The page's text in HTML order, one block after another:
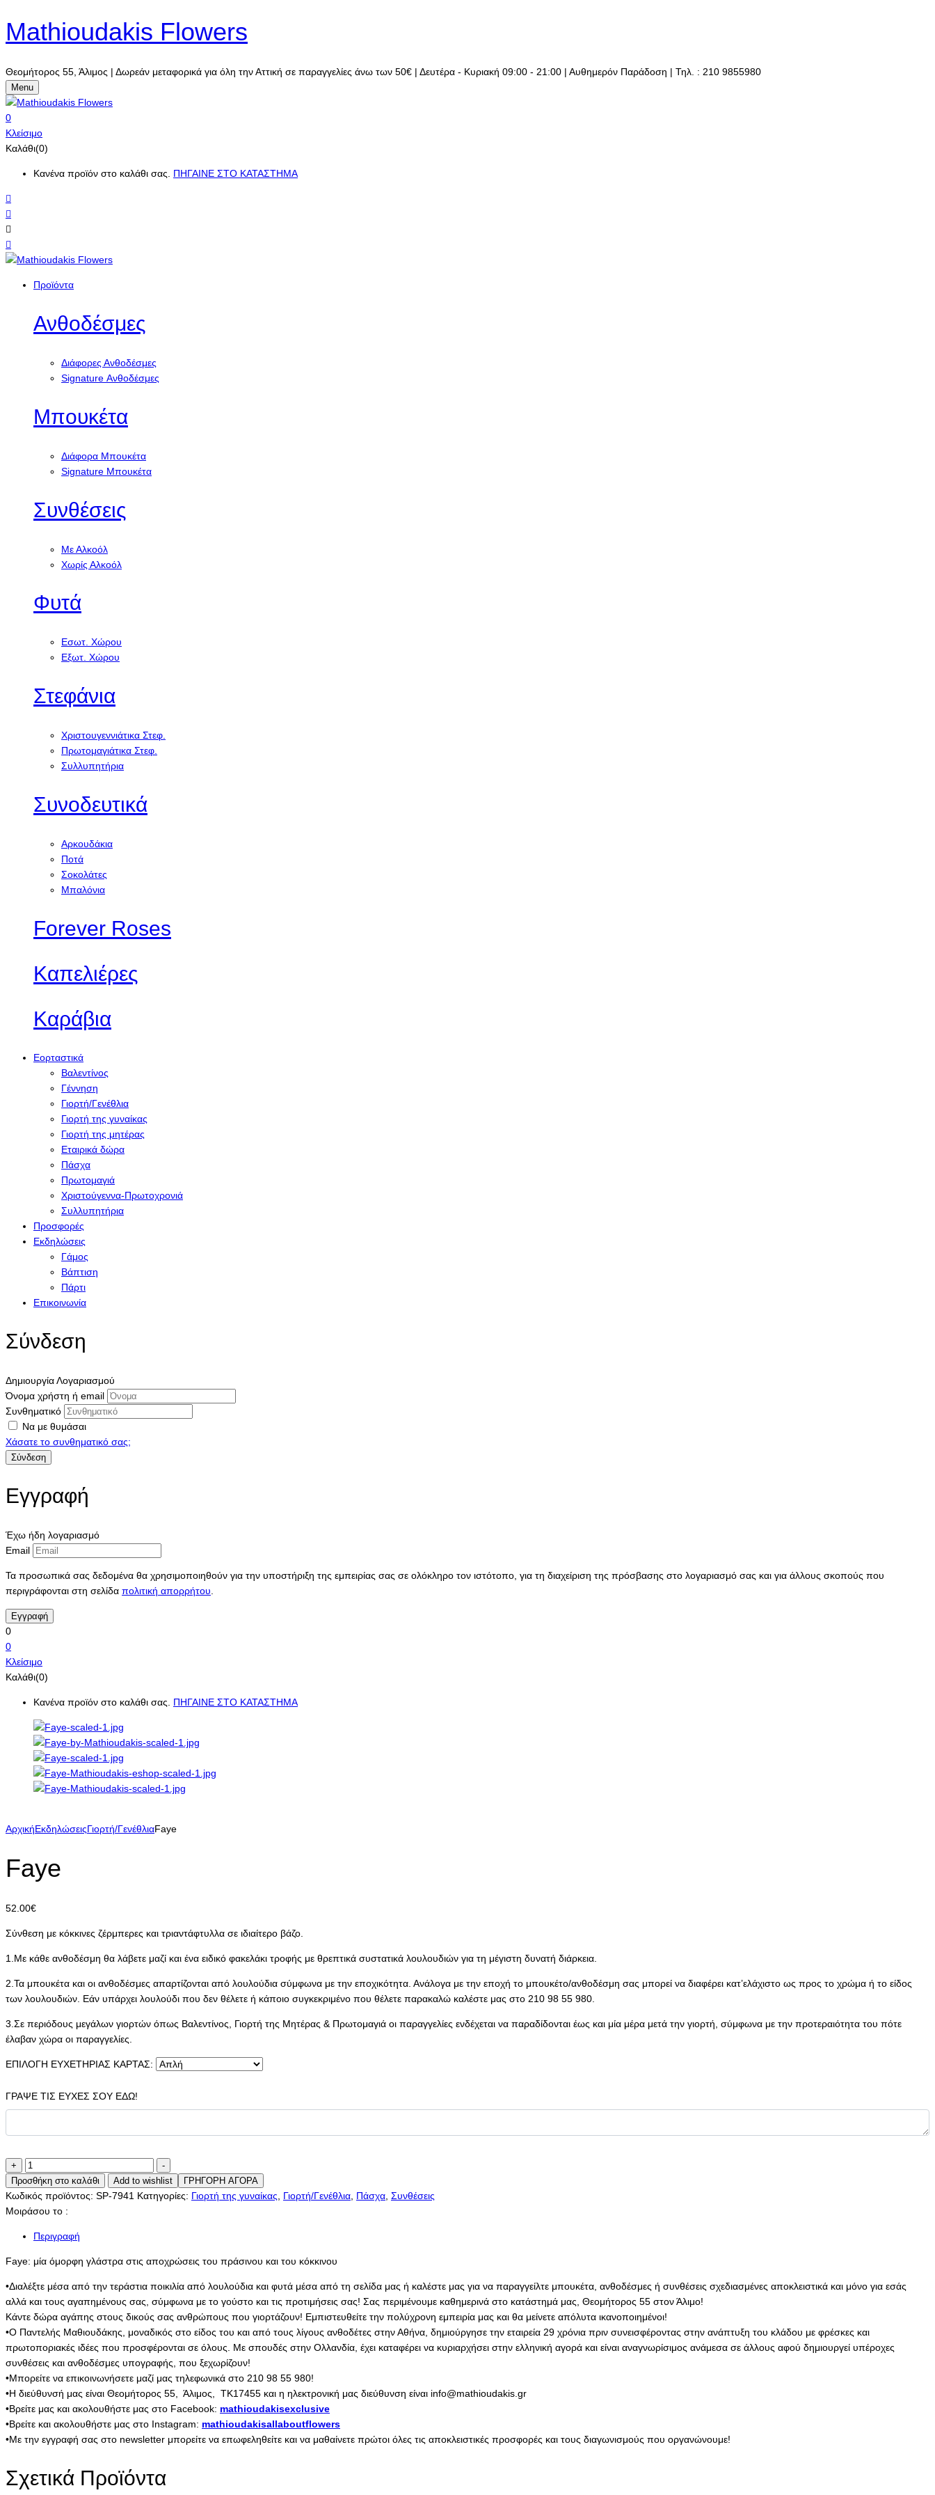
Mathioudakis Flowers
Θεομήτορος 55, Άλιμος | Δωρεάν μεταφορικά για όλη την Αττική σε παραγγελίες άνω των 50€ | Δευτέρα - Κυριακή 09:00 - 21:00 | Αυθημερόν Παράδοση | Τηλ. : 210 9855980
Menu
0
Κλείσιμο
Καλάθι(0)
Κανένα προϊόν στο καλάθι σας. ΠΗΓΑΙΝΕ ΣΤΟ ΚΑΤΑΣΤΗΜΑ
Προϊόντα
Ανθοδέσμες
Διάφορες Ανθοδέσμες
Signature Ανθοδέσμες
Μπουκέτα
Διάφορα Μπουκέτα
Signature Μπουκέτα
Συνθέσεις
Με Αλκοόλ
Χωρίς Αλκοόλ
Φυτά
Εσωτ. Χώρου
Εξωτ. Χώρου
Στεφάνια
Χριστουγεννιάτικα Στεφ.
Πρωτομαγιάτικα Στεφ.
Συλλυπητήρια
Συνοδευτικά
Αρκουδάκια
Ποτά
Σοκολάτες
Μπαλόνια
Forever Roses
Καπελιέρες
Καράβια
Εορταστικά
Βαλεντίνος
Γέννηση
Γιορτή/Γενέθλια
Γιορτή της γυναίκας
Γιορτή της μητέρας
Εταιρικά δώρα
Πάσχα
Πρωτομαγιά
Χριστούγεννα-Πρωτοχρονιά
Συλλυπητήρια
Προσφορές
Εκδηλώσεις
Γάμος
Βάπτιση
Πάρτι
Επικοινωνία
Σύνδεση
Δημιουργία Λογαριασμού
Όνομα χρήστη ή email
Συνθηματικό
Να με θυμάσαι
Χάσατε το συνθηματικό σας;
Εγγραφή
Έχω ήδη λογαριασμό
Email
Τα προσωπικά σας δεδομένα θα χρησιμοποιηθούν για την υποστήριξη της εμπειρίας σας σε ολόκληρο τον ιστότοπο, για τη διαχείριση της πρόσβασης στο λογαριασμό σας και για άλλους σκοπούς που
περιγράφονται στη σελίδα πολιτική απορρήτου
0
0
Κλείσιμο
Καλάθι(0)
Κανένα προϊόν στο καλάθι σας. ΠΗΓΑΙΝΕ ΣΤΟ ΚΑΤΑΣΤΗΜΑ
ΑρχικήΕκδηλώσειςΓιορτή/ΓενέθλιαFaye
Faye
52.00€
Σύνθεση με κόκκινες ζέρμπερες και τριαντάφτυλλα σε ιδιαίτερο βάζο.
1.Με κάθε ανθοδέσμη θα λάβετε μαζί και ένα ειδικό φακελάκι τροφής με θρεπτικά συστατικά λουλουδιών για τη μέγιστη δυνατή διάρκεια.
2.Τα μπουκέτα και οι ανθοδέσμες απαρτίζονται από λουλούδια σύμφωνα με την εποχικότητα. Ανάλογα με την εποχή το μπουκέτο/ανθοδέσμη σας μπορεί να διαφέρει κατ’ελάχιστο ως προς το χρώμα ή το είδος
των λουλουδιών. Εάν υπάρχει λουλούδι που δεν θέλετε ή κάποιο συγκεκριμένο που θέλετε παρακαλώ καλέστε μας στο 210 98 55 980.
3.Σε περιόδους μεγάλων γιορτών όπως Βαλεντίνος, Γιορτή της Μητέρας & Πρωτομαγιά οι παραγγελίες ενδέχεται να παραδίδονται έως και μία μέρα μετά την γιορτή, σύμφωνα με την προτεραιότητα του πότε
έλαβαν χώρα οι παραγγελίες.
ΕΠΙΛΟΓΗ ΕΥΧΕΤΗΡΙΑΣ ΚΑΡΤΑΣ:
ΓΡΑΨΕ ΤΙΣ ΕΥΧΕΣ ΣΟΥ ΕΔΩ!
+
Faye
ποσότητα
-
Προσθήκη στο καλάθι
Add to wishlist ΓΡΗΓΟΡΗ ΑΓΟΡΑ
Κωδικός προϊόντος: SP-7941 Κατηγορίες: Γιορτή της γυναίκας, Γιορτή/Γενέθλια, Πάσχα, Συνθέσεις
Μοιράσου το :
Περιγραφή
Faye: μία όμορφη γλάστρα στις αποχρώσεις του πράσινου και του κόκκινου
•Διαλέξτε μέσα από την τεράστια ποικιλία από λουλούδια και φυτά μέσα από τη σελίδα μας ή καλέστε μας για να παραγγείλτε μπουκέτα, ανθοδέσμες ή συνθέσεις σχεδιασμένες αποκλειστικά και μόνο για εσάς
αλλά και τους αγαπημένους σας, σύμφωνα με το γούστο και τις προτιμήσεις σας! Σας περιμένουμε καθημερινά στο κατάστημά μας, Θεομήτορος 55 στον Άλιμο!
Κάντε δώρα αγάπης στους δικούς σας ανθρώπους που γιορτάζουν! Εμπιστευθείτε την πολύχρονη εμπειρία μας και θα μείνετε απόλυτα ικανοποιημένοι!
•Ο Παντελής Μαθιουδάκης, μοναδικός στο είδος του και από τους λίγους ανθοδέτες στην Αθήνα, δημιούργησε την εταιρεία 29 χρόνια πριν συνεισφέροντας στην ανάπτυξη του κλάδου με φρέσκες και
πρωτοποριακές ιδέες που προσφέρονται σε όλους. Με σπουδές στην Ολλανδία, έχει καταφέρει να κυριαρχήσει στην ελληνική αγορά και είναι αναγνωρίσιμος ανάμεσα σε άλλους αφού δημιουργεί υπέροχες
συνθέσεις και ανθοδέσμες υπογραφής, που ξεχωρίζουν!
•Μπορείτε να επικοινωνήσετε μαζί μας τηλεφωνικά στο 210 98 55 980!
•Η διεύθυνσή μας είναι Θεομήτορος 55, Άλιμος, ΤΚ17455 και η ηλεκτρονική μας διεύθυνση είναι info@mathioudakis.gr
•Βρείτε μας και ακολουθήστε μας στο Facebook: mathioudakisexclusive
•Βρείτε και ακολουθήστε μας στο Instagram: mathioudakisallaboutflowers
•Με την εγγραφή σας στο newsletter μπορείτε να επωφεληθείτε και να μαθαίνετε πρώτοι όλες τις αποκλειστικές προσφορές και τους διαγωνισμούς που οργανώνουμε!
Σχετικά Προϊόντα